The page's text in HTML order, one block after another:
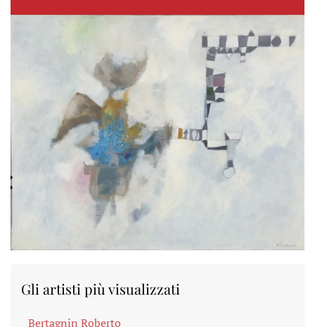
Gli artisti più visualizzati
Bertagnin Roberto